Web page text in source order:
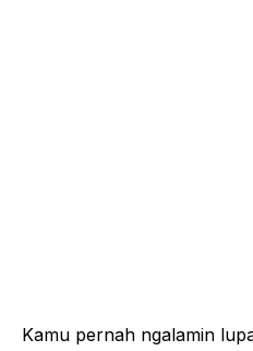
Kamu pernah ngalamin